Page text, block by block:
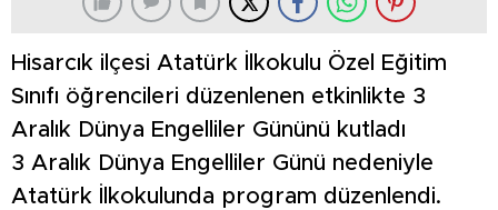
Hisarcık ilçesi Atatürk İlkokulu Özel Eğitim
Sınıfı öğrencileri düzenlenen etkinlikte 3
Aralık Dünya Engelliler Gününü kutladı
3 Aralık Dünya Engelliler Günü nedeniyle
Atatürk İlkokulunda program düzenlendi.